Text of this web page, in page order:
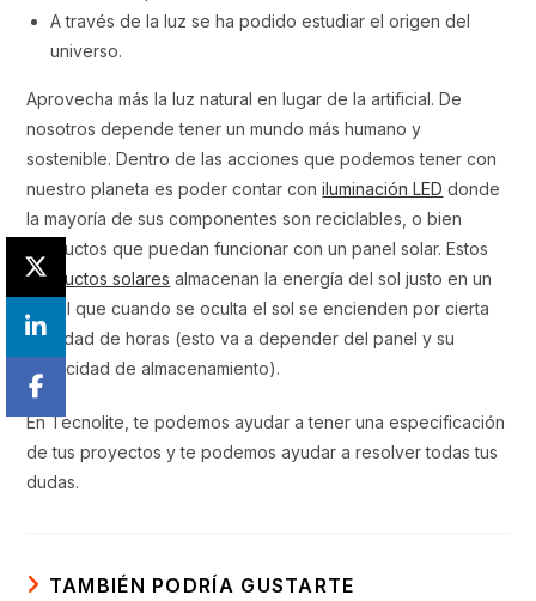
A través de la luz se ha podido estudiar el origen del
universo.
Aprovecha más la luz natural en lugar de la artificial. De
nosotros depende tener un mundo más humano y
sostenible. Dentro de las acciones que podemos tener con
nuestro planeta es poder contar coniluminación LED donde
la mayoría de sus componentes son reciclables, o bien
productos que puedan funcionar con un panel solar. Estos
productos solares almacenan la energía del sol justo en un
panel que cuando se oculta el sol se encienden por cierta
cantidad de horas (esto va a depender del panel y su
capacidad de almacenamiento).
En Tecnolite, te podemos ayudar a tener una especificación
de tus proyectos y te podemos ayudar a resolver todas tus
dudas.
TAMBIÉN PODRÍA GUSTARTE